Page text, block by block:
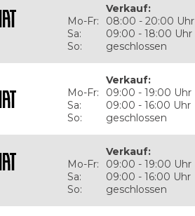
Mo-Fr:
Sa:
So:
Verkauf:
08:00 - 20:00 Uhr
09:00 - 18:00 Uhr
geschlossen
Mo-Fr:
Sa:
So:
Verkauf:
09:00 - 19:00 Uhr
09:00 - 16:00 Uhr
geschlossen
Mo-Fr:
Sa:
So:
Verkauf:
09:00 - 19:00 Uhr
09:00 - 16:00 Uhr
geschlossen